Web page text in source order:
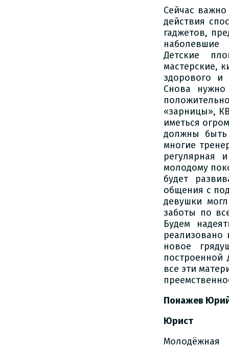
Сейчас
действия
гаджетов,
наболевшие
Детские
мастерские,
здорового и
Снова
«зарницы»,
иметься
должны быть
многие
регулярная
молодому
будет
общения с
девушки
заботы по
Будем
новое
построенной
все эти
Понажев
Юрист